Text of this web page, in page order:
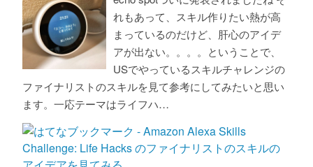
れもあって、スキル作りたい熱が高
まっているのだけど、肝心のアイデ
アが出ない。。。。ということで、
USでやっているスキルチャレンジの
ファイナリストのスキルを見て参考にしてみたいと思い
ます。一応テーマはライフハ…